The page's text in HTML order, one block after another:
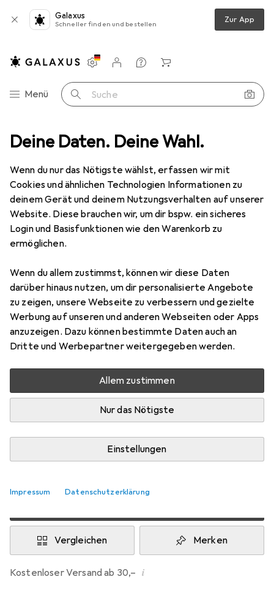
Deine Daten. Deine Wahl.
Wenn du nur das Nötigste wählst, erfassen wir mit
Cookies und ähnlichen Technologien Informationen zu
deinem Gerät und deinem Nutzungsverhalten auf unserer
Website. Diese brauchen wir, um dir bspw. ein sicheres
Login und Basisfunktionen wie den Warenkorb zu
ermöglichen.
Wenn du allem zustimmst, können wir diese Daten
darüber hinaus nutzen, um dir personalisierte Angebote
zu zeigen, unsere Webseite zu verbessern und gezielte
Werbung auf unseren und anderen Webseiten oder Apps
anzuzeigen. Dazu können bestimmte Daten auch an
Dritte und Werbepartner weitergegeben werden.
Allem zustimmen
Nur das Nötigste
Einstellungen
Impressum Datenschutzerklärung
Galaxus
Schneller finden und bestellen Zur App
Navigation nach Kategorien
Menü Suche
Einstellungen
Kundenkonto
Vergleichslisten
Merklisten
Warenkorb
Steckschlüssel + Stecknuss Koken Sechskant-Stifteinsatz
3 Bilder
MENGENRABATT
KokenSechskant-Stifteinsatz
Preis in EUR inkl. MwSt.
EUR
9,88
Bewertungen
Zwischen Mi, 12.8. und Do, 13.8. geliefert
Nur 2 Stück an Lager beim Lieferanten
Lieferort angeben für genaue Lieferzeit
2 Stück
EUR
9,88
Vergleichen Merken
Kostenloser Versand ab 30,– i